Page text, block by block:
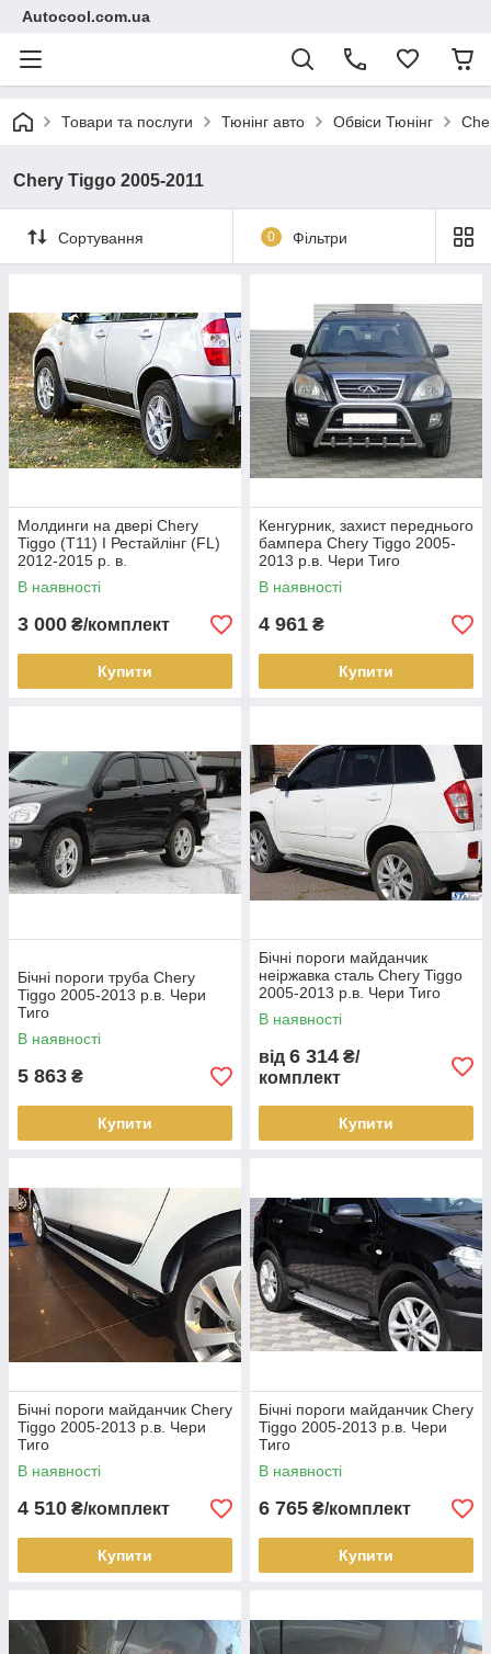
Autocool.com.ua
Товари та послуги Тюнінг авто Обвіси Тюнінг
Chery Tiggo 2005-2011
Сортування 0 Фільтри
Молдинги на двері Chery
Tiggo (Т11) I Рестайлінг (FL)
2012-2015 р. в.
В наявності
3 000 ₴/комплект
Купити
Кенгурник, захист переднього
бампера Chery Tiggo 2005-
2013 р.в. Чери Тиго
В наявності
4 961 ₴
Купити
Бічні пороги труба Chery
Tiggo 2005-2013 р.в. Чери
Тиго
В наявності
5 863 ₴
Купити
Бічні пороги майданчик
неіржавка сталь Chery Tiggo
2005-2013 р.в. Чери Тиго
В наявності
від 6 314 ₴/
комплект
Купити
Бічні пороги майданчик Chery
Tiggo 2005-2013 р.в. Чери
Тиго
В наявності
4 510 ₴/комплект
Купити
Бічні пороги майданчик Chery
Tiggo 2005-2013 р.в. Чери
Тиго
В наявності
6 765 ₴/комплект
Купити